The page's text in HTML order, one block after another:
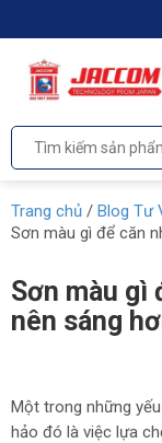
Trang chủ / Blog Tư
Sơn màu gì để căn
Sơn màu gì
nên sáng
Một trong những
hảo đó là việc lựa